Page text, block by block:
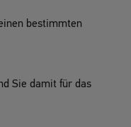
bestimmten
Sie damit für das